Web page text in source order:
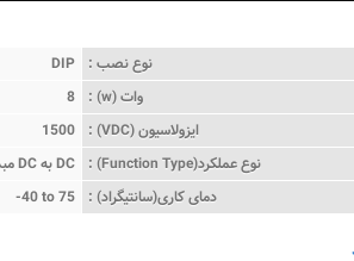
نوع نصب :
DIP
وات (w) :
8
ایزولاسیون (VDC) :
1500
نوع عملکرد(Function Type) :
مبدل DC به DC
دمای کاری(سانتیگراد) :
-40 to 75